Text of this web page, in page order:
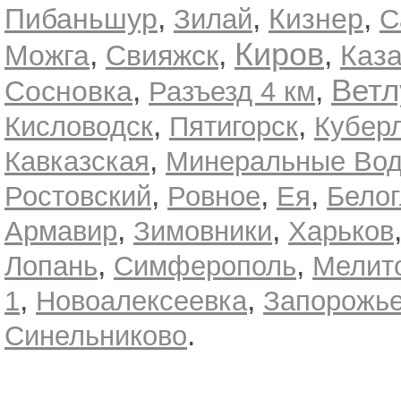
Пибаньшур, Зилай, Кизнер,
Можга, Свияжск, Киров,
Сосновка, Разъезд 4 км,
Кисловодск, Пятигорск,
Кавказская, Минеральные
Ростовский, Ровное, Ея,
Армавир, Зимовники, Харьков
Лопань, Симферополь,
1, Новоалексеевка,
Синельниково.